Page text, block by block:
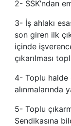
2- SSK’ndan
3- İş ahlakı
son giren ilk
içinde
çıkarılması
4- Toplu halde
alınmalarında
5- Toplu
Sendikasına